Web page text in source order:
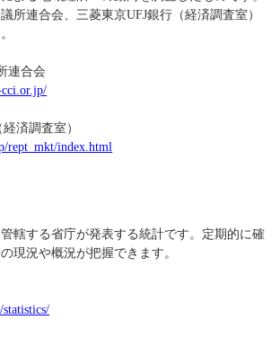
所連合会、三菱東京UFJ銀行（経済調査室）
連合会
cci.or.jp/
済調査室）
rept_mkt/index.html
轄する省庁が発表する統計です。定期的に確
現況や概況が把握できます。